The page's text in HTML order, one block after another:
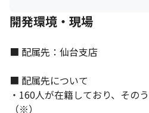
開発環境・現場
■ 配属先：仙台支店
■ 配属先について
・160人が在籍しており、その
（※）